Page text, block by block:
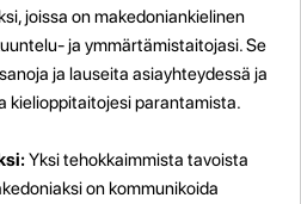
joissa on makedoniankielinen
ja ymmärtämistaitojasi. Se
ja lauseita asiayhteydessä ja
kielioppitaitojesi parantamista.
Yksi tehokkaimmista tavoista
on kommunikoida